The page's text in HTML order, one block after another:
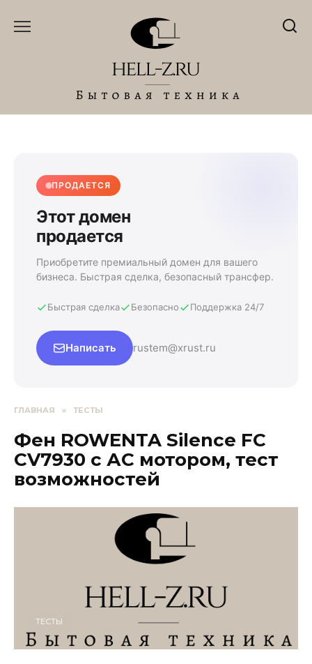
ПРОДАЕТСЯ
Этот домен
продается
Приобретите премиальный домен для вашего
бизнеса. Быстрая сделка, безопасный трансфер.
Быстрая сделка Безопасно Поддержка 24/7
Написать rustem@xrust.ru
ГЛАВНАЯ » ТЕСТЫ
Фен ROWENTA Silence FC
CV7930 с АС мотором, тест
возможностей
ТЕСТЫ